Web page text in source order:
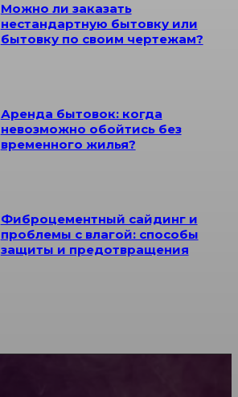
Можно ли заказать
нестандартную бытовку или
бытовку по своим чертежам?
Аренда бытовок: когда
невозможно обойтись без
временного жилья?
Фиброцементный сайдинг и
проблемы с влагой: способы
защиты и предотвращения